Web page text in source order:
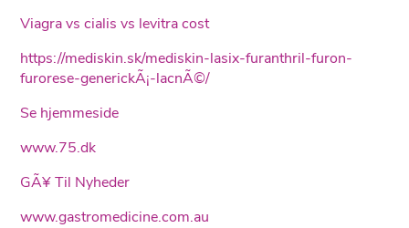
Viagra vs cialis vs levitra cost
https://mediskin.sk/mediskin-lasix-furanthril-furon-
furorese-generickÃ¡-lacnÃ©/
Se hjemmeside
www.75.dk
GÃ¥ Til Nyheder
www.gastromedicine.com.au